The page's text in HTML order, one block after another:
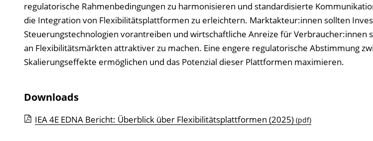
regulatorische Rahmenbedingungen zu harmonisieren und standardisierte
die Integration von Flexibilitätsplattformen zu erleichtern. Marktakteur:innen sollten
Steuerungstechnologien vorantreiben und wirtschaftliche Anreize für Verbraucher:innen
an Flexibilitätsmärkten attraktiver zu machen. Eine engere regulatorische Abstimmung
Skalierungseffekte ermöglichen und das Potenzial dieser Plattformen maximieren.
Downloads
IEA 4E EDNA Bericht: Überblick über Flexibilitätsplattformen (2025) (pdf)